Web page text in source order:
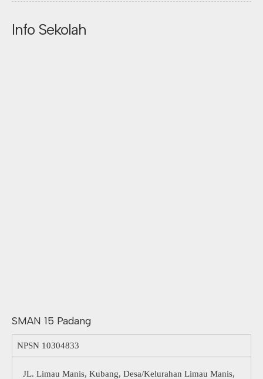
Info Sekolah
SMAN 15 Padang
NPSN 10304833
JL. Limau Manis, Kubang, Desa/Kelurahan Limau Manis,